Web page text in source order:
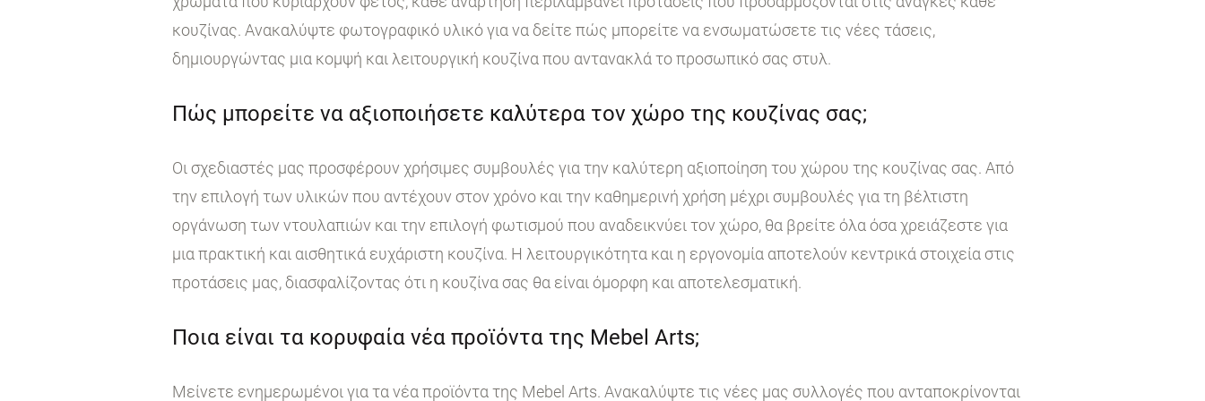
κουζίνας. Ανακαλύψτε φωτογραφικό υλικό για να δείτε πώς μπορείτε να ενσωματώσετε τις νέες τάσεις,
δημιουργώντας μια κομψή και λειτουργική κουζίνα που αντανακλά το προσωπικό σας στυλ.
Πώς μπορείτε να αξιοποιήσετε καλύτερα τον χώρο της κουζίνας σας;
Οι σχεδιαστές μας προσφέρουν χρήσιμες συμβουλές για την καλύτερη αξιοποίηση του χώρου της κουζίνας σας. Από
την επιλογή των υλικών που αντέχουν στον χρόνο και την καθημερινή χρήση μέχρι συμβουλές για τη βέλτιστη
οργάνωση των ντουλαπιών και την επιλογή φωτισμού που αναδεικνύει τον χώρο, θα βρείτε όλα όσα χρειάζεστε για
μια πρακτική και αισθητικά ευχάριστη κουζίνα. Η λειτουργικότητα και η εργονομία αποτελούν κεντρικά στοιχεία στις
προτάσεις μας, διασφαλίζοντας ότι η κουζίνα σας θα είναι όμορφη και αποτελεσματική.
Ποια είναι τα κορυφαία νέα προϊόντα της Mebel Arts;
Μείνετε ενημερωμένοι για τα νέα προϊόντα της Mebel Arts. Ανακαλύψτε τις νέες μας συλλογές που ανταποκρίνονται